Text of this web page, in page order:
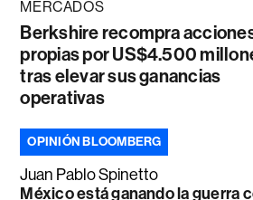
MERCADOS
Berkshire recompra
propias por US$4.500
tras elevar sus ganancias
operativas
OPINIÓN BLOOMBERG
Juan Pablo Spinetto
México está ganando la guerra